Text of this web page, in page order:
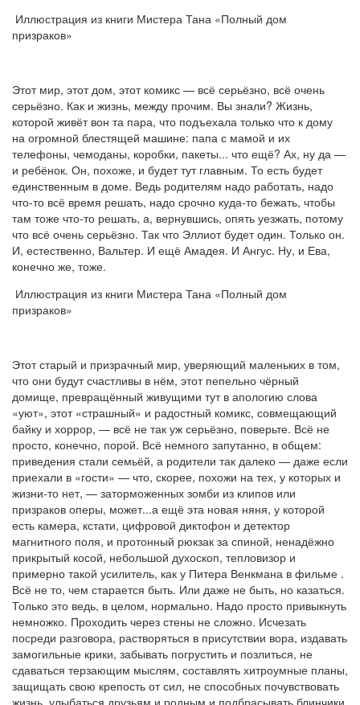
Иллюстрация из книги Мистера Тана «Полный дом
призраков»
Этот мир, этот дом, этот комикс — всё серьёзно, всё очень
серьёзно. Как и жизнь, между прочим. Вы знали? Жизнь,
которой живёт вон та пара, что подъехала только что к дому
на огромной блестящей машине: папа с мамой и их
телефоны, чемоданы, коробки, пакеты... что ещё? Ах, ну да —
и ребёнок. Он, похоже, и будет тут главным. То есть будет
единственным в доме. Ведь родителям надо работать, надо
что-то всё время решать, надо срочно куда-то бежать, чтобы
там тоже что-то решать, а, вернувшись, опять уезжать, потому
что всё очень серьёзно. Так что Эллиот будет один. Только он.
И, естественно, Вальтер. И ещё Амадея. И Ангус. Ну, и Ева,
конечно же, тоже.
Иллюстрация из книги Мистера Тана «Полный дом
призраков»
Этот старый и призрачный мир, уверяющий маленьких в том,
что они будут счастливы в нём, этот пепельно чёрный
домище, превращённый живущими тут в апологию слова
«уют», этот «страшный» и радостный комикс, совмещающий
байку и хоррор, — всё не так уж серьёзно, поверьте. Всё не
просто, конечно, порой. Всё немного запутанно, в общем:
приведения стали семьёй, а родители так далеко — даже если
приехали в «гости» — что, скорее, похожи на тех, у которых и
жизни-то нет, — заторможенных зомби из клипов или
призраков оперы, может...а ещё эта новая няня, у которой
есть камера, кстати, цифровой диктофон и детектор
магнитного поля, и протонный рюкзак за спиной, ненадёжно
прикрытый косой, небольшой духоскоп, тепловизор и
примерно такой усилитель, как у Питера Венкмана в фильме .
Всё не то, чем старается быть. Или даже не быть, но казаться.
Только это ведь, в целом, нормально. Надо просто привыкнуть
немножко. Проходить через стены не сложно. Исчезать
посреди разговора, растворяться в присутствии вора, издавать
замогильные крики, забывать погрустить и позлиться, не
сдаваться терзающим мыслям, составлять хитроумные планы,
защищать свою крепость от сил, не способных почувствовать
жизнь, улыбаться друзьям и родным и подбрасывать блинчики